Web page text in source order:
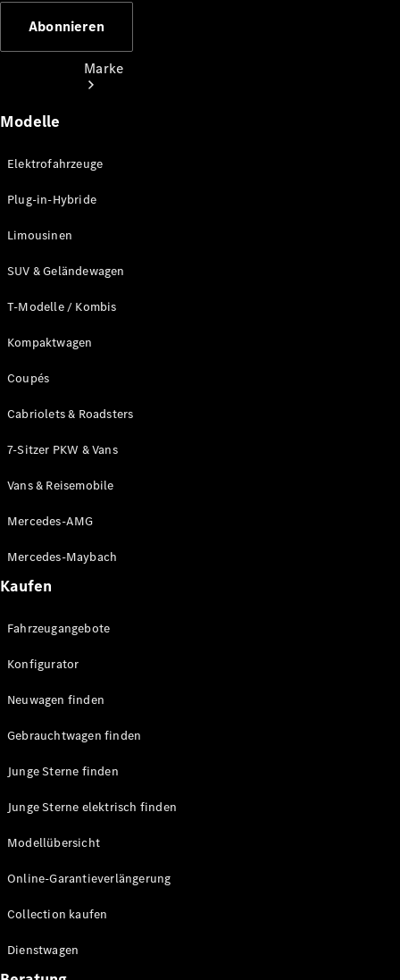
Marke
Benz
AMG
Maybach
Mercedes-
Classic
Übersicht
Fahren &
Assistenzsysteme
Fortschrittliche
Abonnieren
Modelle
Elektrofahrzeuge
Plug-in-Hybride
Limousinen
SUV & Geländewagen
T-Modelle / Kombis
Kompaktwagen
Coupés
Cabriolets & Roadsters
7-Sitzer PKW & Vans
Vans & Reisemobile
Mercedes-AMG
Mercedes-Maybach
Kaufen
Fahrzeugangebote
Konfigurator
Neuwagen finden
Gebrauchtwagen finden
Junge Sterne finden
Junge Sterne elektrisch finden
Modellübersicht
Online-Garantieverlängerung
Collection kaufen
Dienstwagen